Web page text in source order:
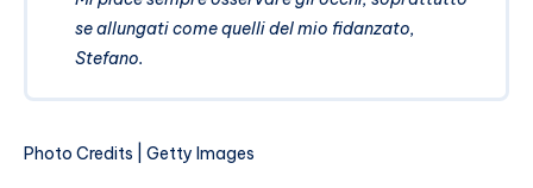
se allungati come quelli del mio fidanzato,
Stefano.
Photo Credits | Getty Images